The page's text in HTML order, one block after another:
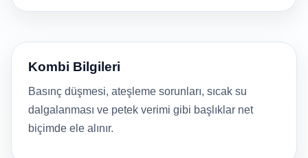
Kombi Bilgileri
Basınç düşmesi, ateşleme sorunları, sıcak su
dalgalanması ve petek verimi gibi başlıklar net
biçimde ele alınır.